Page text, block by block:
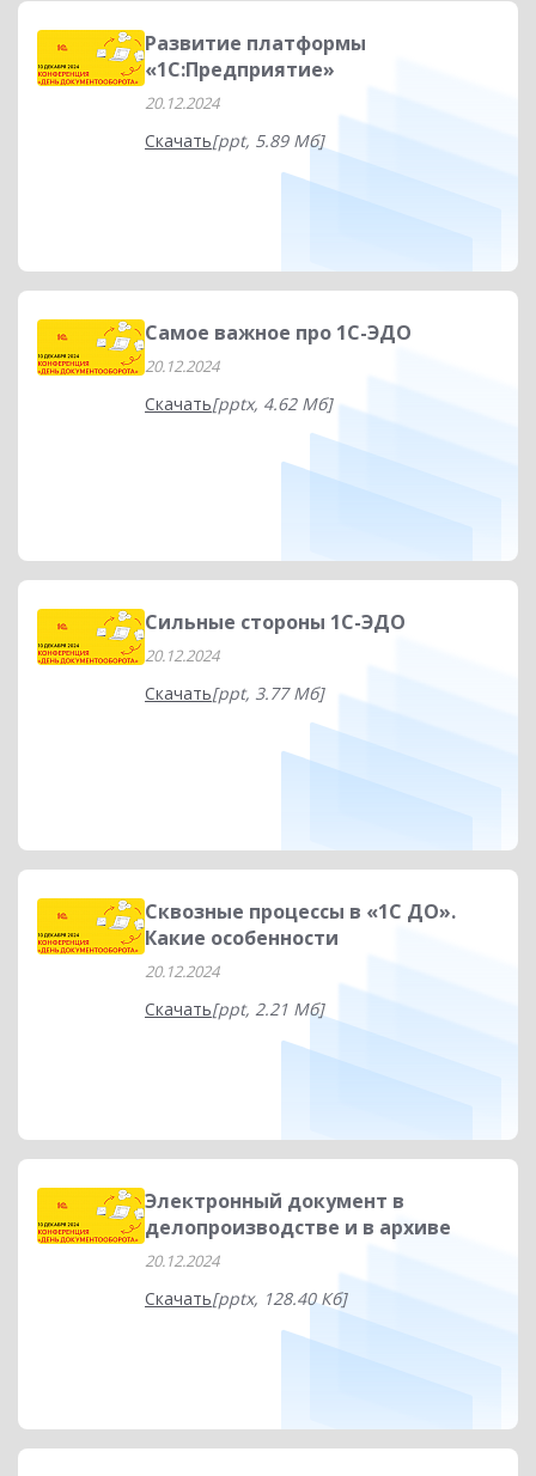
Развитие платформы
«1С:Предприятие»
20.12.2024
Скачать[ppt, 5.89 Мб]
Самое важное про 1С-ЭДО
20.12.2024
Скачать[pptx, 4.62 Мб]
Сильные стороны 1С-ЭДО
20.12.2024
Скачать[ppt, 3.77 Мб]
Сквозные процессы в «1С ДО».
Какие особенности
20.12.2024
Скачать[ppt, 2.21 Мб]
Электронный документ в
делопроизводстве и в архиве
20.12.2024
Скачать[pptx, 128.40 Кб]